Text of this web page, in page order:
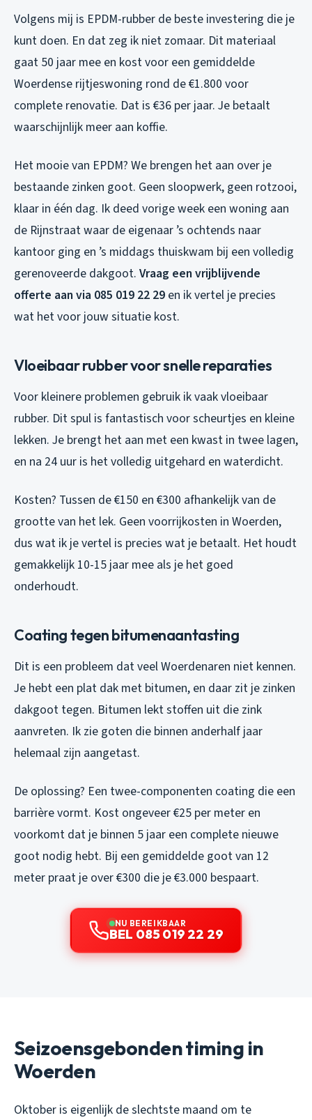
Volgens mij is EPDM-rubber de beste investering die je
kunt doen. En dat zeg ik niet zomaar. Dit materiaal
gaat 50 jaar mee en kost voor een gemiddelde
Woerdense rijtjeswoning rond de €1.800 voor
complete renovatie. Dat is €36 per jaar. Je betaalt
waarschijnlijk meer aan koffie.
Het mooie van EPDM? We brengen het aan over je
bestaande zinken goot. Geen sloopwerk, geen rotzooi,
klaar in één dag. Ik deed vorige week een woning aan
de Rijnstraat waar de eigenaar ’s ochtends naar
kantoor ging en ’s middags thuiskwam bij een volledig
gerenoveerde dakgoot. Vraag een vrijblijvende
offerte aan via 085 019 22 29 en ik vertel je precies
wat het voor jouw situatie kost.
Vloeibaar rubber voor snelle reparaties
Voor kleinere problemen gebruik ik vaak vloeibaar
rubber. Dit spul is fantastisch voor scheurtjes en kleine
lekken. Je brengt het aan met een kwast in twee lagen,
en na 24 uur is het volledig uitgehard en waterdicht.
Kosten? Tussen de €150 en €300 afhankelijk van de
grootte van het lek. Geen voorrijkosten in Woerden,
dus wat ik je vertel is precies wat je betaalt. Het houdt
gemakkelijk 10-15 jaar mee als je het goed
onderhoudt.
Coating tegen bitumenaantasting
Dit is een probleem dat veel Woerdenaren niet kennen.
Je hebt een plat dak met bitumen, en daar zit je zinken
dakgoot tegen. Bitumen lekt stoffen uit die zink
aanvreten. Ik zie goten die binnen anderhalf jaar
helemaal zijn aangetast.
De oplossing? Een twee-componenten coating die een
barrière vormt. Kost ongeveer €25 per meter en
voorkomt dat je binnen 5 jaar een complete nieuwe
goot nodig hebt. Bij een gemiddelde goot van 12
meter praat je over €300 die je €3.000 bespaart.
NU BEREIKBAAR
BEL 085 019 22 29
Seizoensgebonden timing in
Woerden
Oktober is eigenlijk de slechtste maand om te